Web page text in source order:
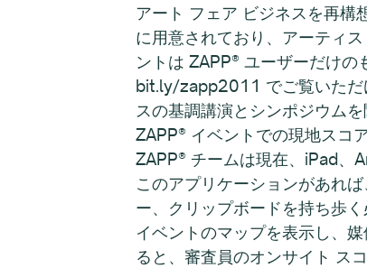
アート フェア ビジネスを再構
に用意されており、アーティ
ントは ZAPP® ユーザーだけの
bit.ly/zapp2011 でご覧いただ
スの基調講演とシンポジウム
ZAPP® イベントでの現地スコ
ZAPP® チームは現在、iPad、
このアプリケーションがあれ
ー、クリップボードを持ち歩
イベントのマップを表示し、
ると、審査員のオンサイト ス